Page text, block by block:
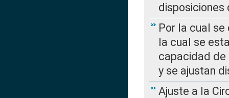
disposiciones
Por la cual se
la cual se
capacidad de
y se ajustan
Ajuste a la